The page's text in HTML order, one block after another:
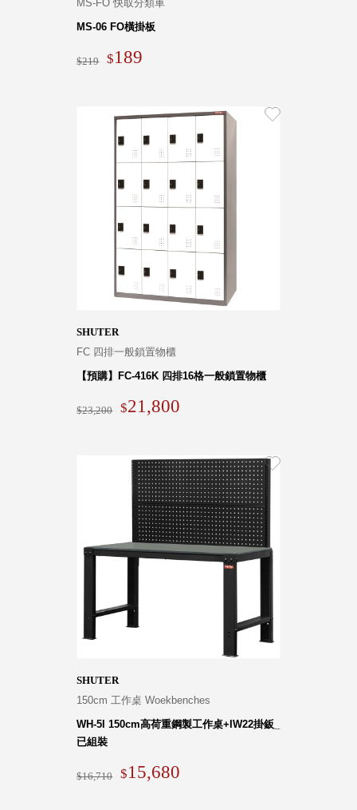
HB 桌
上文具
防潮箱
DT 靜
謐極致
的桌上
收納
SFC密
UC桌
邊收納
系列
SB鈕
DU-2S
架
Select 生活
選物
英國 W10
日本 BISQUE
台灣 SN°OVAE
斯洛維尼亞
台灣
MS-FO 快取分類車
MS-06 FO橫掛板
219 189
SHUTER
FC 四排一般鎖置物櫃
【預購】FC-416K 四排16格一般鎖置物櫃
23,200 21,800
SHUTER
150cm 工作桌 Woekbenches
WH-5I 150cm高荷重鋼製工作桌+IW22掛鈑_
已組裝
16,710 15,680